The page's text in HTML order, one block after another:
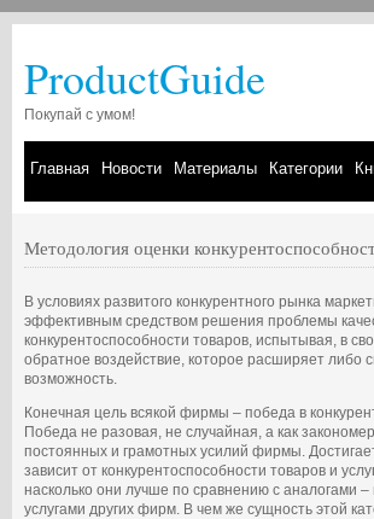
ProductGuide
Покупай с умом!
Главная Новости Материалы Категории
Методология оценки
В условиях развитого конкурентного рынка
эффективным средством решения проблемы
конкурентоспособности товаров, испытывая, в
обратное воздействие, которое расширяет либо
возможность.
Конечная цель всякой фирмы – победа в
Победа не разовая, не случайная, а как
постоянных и грамотных усилий фирмы.
зависит от конкурентоспособности товаров и
насколько они лучше по сравнению с аналогами –
услугами других фирм. В чем же сущность этой